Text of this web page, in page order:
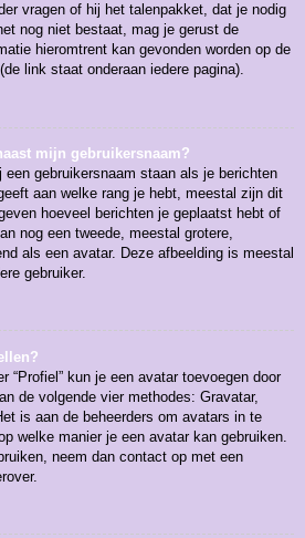
vragen of hij het talenpakket, dat je nodig
nog niet bestaat, mag je gerust de
hieromtrent kan gevonden worden op de
link staat onderaan iedere pagina).
mijn gebruikersnaam?
een gebruikersnaam staan als je berichten
aan welke rang je hebt, meestal zijn dit
hoeveel berichten je geplaatst hebt of
nog een tweede, meestal grotere,
als een avatar. Deze afbeelding is meestal
gebruiker.
“Profiel” kun je een avatar toevoegen door
de volgende vier methodes: Gravatar,
is aan de beheerders om avatars in te
welke manier je een avatar kan gebruiken.
neem dan contact op met een